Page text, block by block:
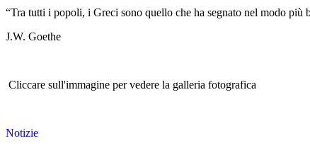
“Tra tutti i popoli, i Greci sono quello che ha segnato nel modo più
J.W. Goethe
Ins. Diego
Cliccare sull'immagine per vedere la galleria fotografica
Notizie